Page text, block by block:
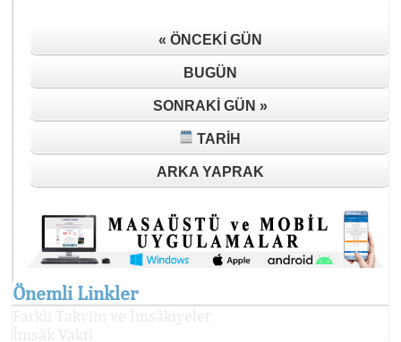
« ÖNCEKI GÜN
BUGÜN
SONRAKI GÜN »
TARIH
ARKA YAPRAK
Önemli Linkler